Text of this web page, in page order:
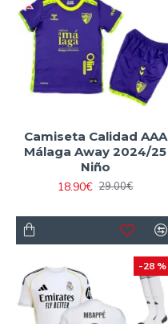
Camiseta Calidad AAA
Málaga Away 2024/25
Niño
18.90€ 29.00€
-28 %